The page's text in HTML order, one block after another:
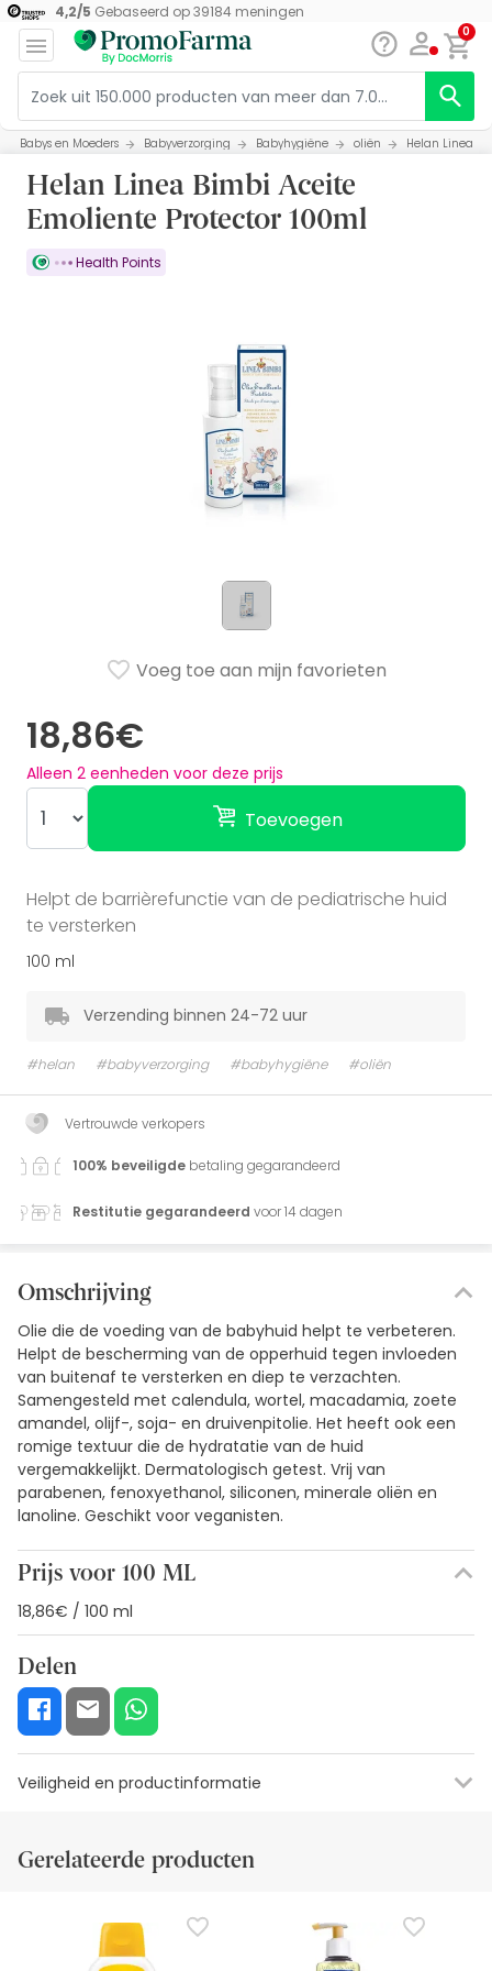
4,2/5 Gebaseerd op39184 meningen
0
Babys en Moeders Babyverzorging Babyhygiëne oliën Helan Linea
Helan Linea Bimbi Aceite
Emoliente Protector 100ml
Health Points
18,86€
Alleen 2 eenheden voor deze prijs
Toevoegen
Voeg toe aan mijn favorieten
Helpt de barrièrefunctie van de pediatrische huid
te versterken
100 ml
Verzending binnen 24-72 uur
#helan #babyverzorging #babyhygiëne #oliën
Vertrouwde verkopers
100% beveiligde betaling gegarandeerd
Restitutie gegarandeerd voor 14 dagen
Omschrijving
Olie die de voeding van de babyhuid helpt te verbeteren.
Helpt de bescherming van de opperhuid tegen invloeden
van buitenaf te versterken en diep te verzachten.
Samengesteld met calendula, wortel, macadamia, zoete
amandel, olijf-, soja- en druivenpitolie. Het heeft ook een
romige textuur die de hydratatie van de huid
vergemakkelijkt. Dermatologisch getest. Vrij van
parabenen, fenoxyethanol, siliconen, minerale oliën en
lanoline. Geschikt voor veganisten.
Prijs voor 100 ML
18,86€ / 100 ml
Delen
Veiligheid en productinformatie
Visuele beveiligingsbronnen
Op dit moment hebben we nog geen
beveiligingsafbeeldingen voor dit product, maar we werken
eraan. We raden je aan later terug te komen voor updates.
Gerelateerde producten